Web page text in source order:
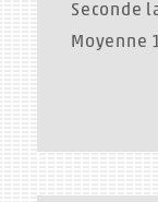
Seconde
Moyenne